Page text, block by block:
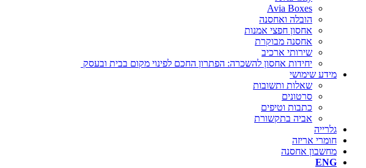
Avia Boxes
הובלה ואחסנה
אחסון חפצי אמנות
אחסנה מבוקרת
שירותי ארכיב
יחידות אחסון להשכרה: הפתרון החכם לפינוי מקום בבית ובעסק
מידע שימושי
שאלות ותשובות
סרטונים
כתבות וטיפים
אביה בתקשורת
גלרייה
חומרי אריזה
מחשבון אחסנה
ENG